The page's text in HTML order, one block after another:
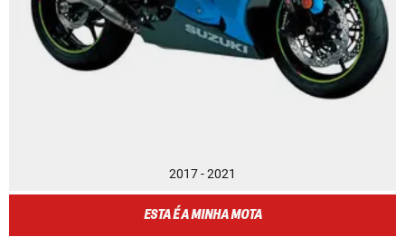
2017 - 2021
ESTA É A MINHA MOTA